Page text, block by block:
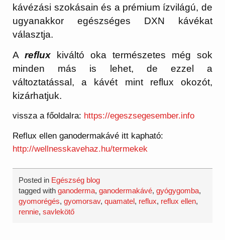
kávézási szokásain és a prémium ízvilágú, de
ugyanakkor egészséges DXN kávékat
választja.
Areflux kiváltó oka természetes még sok
minden más is lehet, de ezzel a
változtatással, a kávét mint reflux okozót,
kizárhatjuk.
vissza a főoldalra: https://egeszsegesember.info
Reflux ellen ganodermakávé itt kapható:
http://wellnesskavehaz.hu/termekek
Posted in Egészség blog
tagged withganoderma,ganodermakávé,gyógygomba,
gyomorégés,gyomorsav,quamatel, reflux, reflux ellen,
rennie,savlekötő